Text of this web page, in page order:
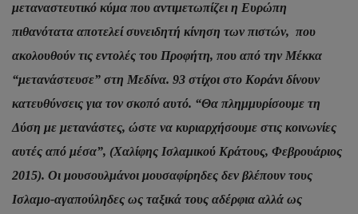
μεταναστευτικό κύμα που αντιμετωπίζει η Ευρώπη
πιθανότατα αποτελεί συνειδητή κίνηση των πιστών, που
ακολουθούν τις εντολές του Προφήτη, που από την Μέκκα
“μετανάστευσε” στη Μεδίνα. 93 στίχοι στο Κοράνι δίνουν
κατευθύνσεις για τον σκοπό αυτό. “Θα πλημμυρίσουμε τη
Δύση με μετανάστες, ώστε να κυριαρχήσουμε στις κοινωνίες
αυτές από μέσα”, (Χαλίφης Ισλαμικού Κράτους, Φεβρουάριος
2015). Οι μουσουλμάνοι μουσαφίρηδες δεν βλέπουν τους
Ισλαμο-αγαπούληδες ως ταξικά τους αδέρφια αλλά ως